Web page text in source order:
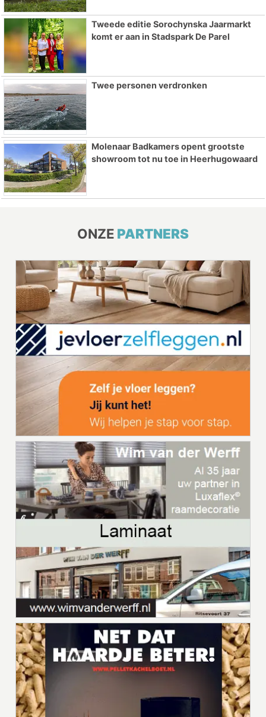
Tweede editie Sorochynska Jaarmarkt
komt er aan in Stadspark De Parel
Twee personen verdronken
Molenaar Badkamers opent grootste
showroom tot nu toe in Heerhugowaard
ONZE PARTNERS